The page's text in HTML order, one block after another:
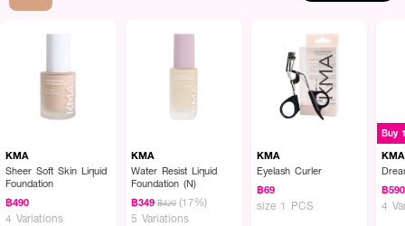
ผลลัพธ์ที่ได้ :
KMA Soft Slim Brow Pencil (Bundle Pack)
ดินสอเขียนคิ้วแบบหมุนที่ออกแบบ
มิลลิเมตร ช่วยวาดเส้นคิ้วได้อย่างแม่นยำ ให้เส้นคมชัด ดูเรียงเส้นสวยเป็นธรรมชาติ
· ดินสอเขียนคิ้วแบบหมุน ใช้งานสะดวก
· หัวเรียวเล็ก 1.5 มม. ช่วยวาดเส้นคมชัด
KMA
Sheer Soft Skin Liquid
Foundation
฿490
4 Variations
KMA
Water Resist Liquid
Foundation (N)
฿349 ฿420 (17%)
5 Variations
KMA
Eyelash Curler
฿69
size 1 PCS
Buy
KMA
฿590
4